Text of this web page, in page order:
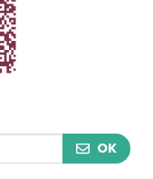
OK